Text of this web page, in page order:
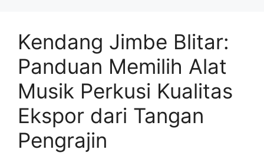
Kendang Jimbe Blitar:
Panduan Memilih Alat
Musik Perkusi Kualitas
Ekspor dari Tangan
Pengrajin